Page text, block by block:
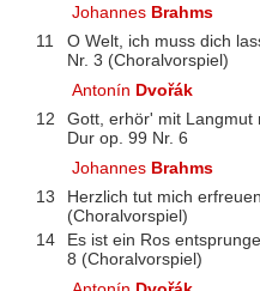
Johannes Brahms
11
O Welt, ich muss dich
Nr. 3 (Choralvorspiel)
Antonín Dvořák
12
Gott, erhör' mit Langmut
Dur op. 99 Nr. 6
Johannes Brahms
13
Herzlich tut mich
(Choralvorspiel)
14
Es ist ein Ros
8 (Choralvorspiel)